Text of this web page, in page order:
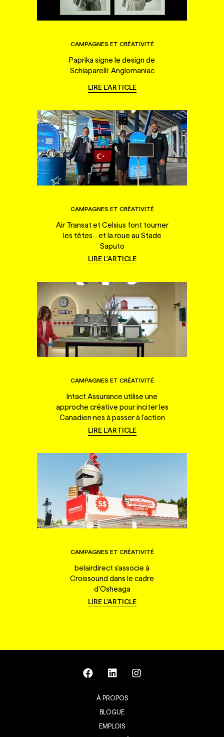
CAMPAGNES ET CRÉATIVITÉ
Paprika signe le design de
Schiaparelli: Anglomaniac
LIRE L'ARTICLE
CAMPAGNES ET CRÉATIVITÉ
Air Transat et Celsius font tourner
les têtes... et la roue au Stade
Saputo
LIRE L'ARTICLE
CAMPAGNES ET CRÉATIVITÉ
Intact Assurance utilise une
approche créative pour inciter les
Canadien·nes à passer à l'action
LIRE L'ARTICLE
CAMPAGNES ET CRÉATIVITÉ
belairdirect s'associe à
Croissound dans le cadre
d'Osheaga
LIRE L'ARTICLE
À PROPOS
BLOGUE
EMPLOIS